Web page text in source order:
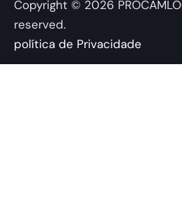
Copyright © 2026
reserved.
política de Privacidade